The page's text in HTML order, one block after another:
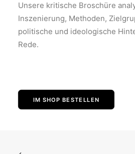
Unsere kritische Broschüre
Inszenierung, Methoden,
politische und ideologische
Rede.
IM SHOP BESTELLEN